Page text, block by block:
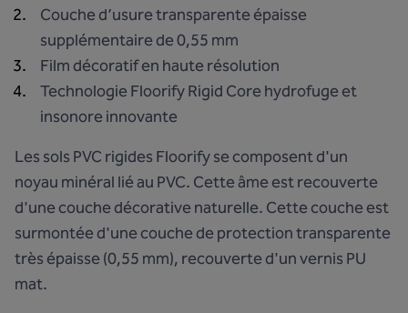
Couche d’usure transparente épaisse
supplémentaire de 0,55 mm
Film décoratif en haute résolution
Technologie Floorify Rigid Core hydrofuge et
insonore innovante
Les sols PVC rigides Floorify se composent d'un
noyau minéral lié au PVC. Cette âme est recouverte
d'une couche décorative naturelle. Cette couche est
surmontée d'une couche de protection transparente
très épaisse (0,55 mm), recouverte d'un vernis PU
mat.